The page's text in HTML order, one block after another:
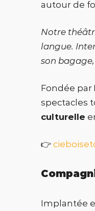
autour de
Notre
langue.
son
Fondée par
spectacles
culturelle
👉
Implantée